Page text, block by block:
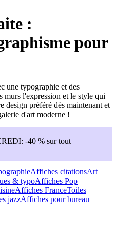
:
pour
une typographie et des
murs l'expression et le style qui
design préféré dès maintenant et
d'art moderne !
-40 % sur tout
Affiches citationsArt
& typoAffiches Pop
Affiches FranceToiles
jazzAffiches pour bureau